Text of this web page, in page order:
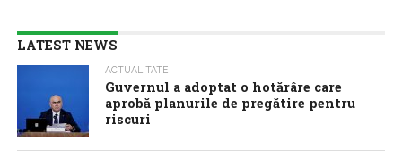
LATEST NEWS
ACTUALITATE
Guvernul a adoptat o hotărâre care
aprobă planurile de pregătire pentru
riscuri